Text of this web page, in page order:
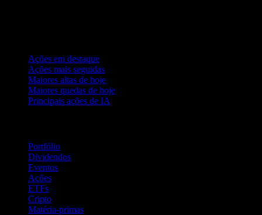
Ações em destaque
Ações mais seguidas
Maiores altas de hoje
Maiores quedas de hoje
Principais ações de IA
Portfólio
Dividendos
Eventos
Ações
ETFs
Cripto
Matéria-primas